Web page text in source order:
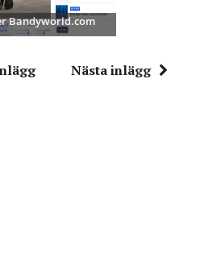
Bandyworld.com
Nästa inlägg